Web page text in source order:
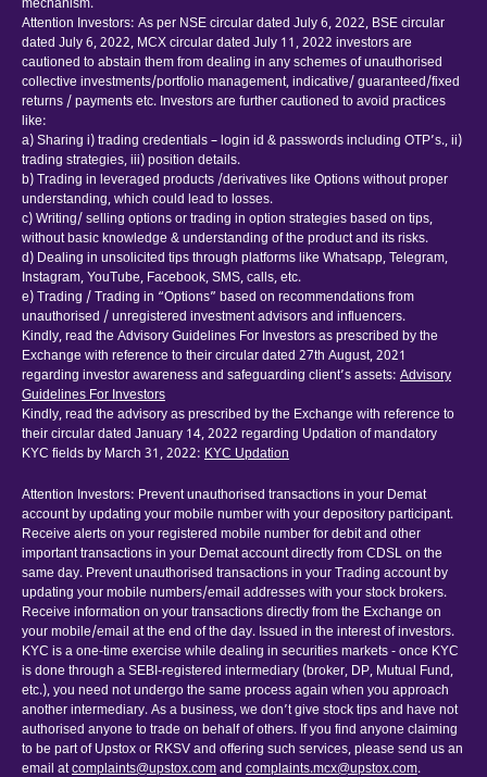
mechanism.
Attention Investors: As per NSE circular dated July 6, 2022, BSE circular
dated July 6, 2022, MCX circular dated July 11, 2022 investors are
cautioned to abstain them from dealing in any schemes of unauthorised
collective investments/portfolio management, indicative/ guaranteed/fixed
returns / payments etc. Investors are further cautioned to avoid practices
like:
a) Sharing i) trading credentials – login id & passwords including OTP’s., ii)
trading strategies, iii) position details.
b) Trading in leveraged products /derivatives like Options without proper
understanding, which could lead to losses.
c) Writing/ selling options or trading in option strategies based on tips,
without basic knowledge & understanding of the product and its risks.
d) Dealing in unsolicited tips through platforms like Whatsapp, Telegram,
Instagram, YouTube, Facebook, SMS, calls, etc.
e) Trading / Trading in “Options” based on recommendations from
unauthorised / unregistered investment advisors and influencers.
Kindly, read the Advisory Guidelines For Investors as prescribed by the
Exchange with reference to their circular dated 27th August, 2021
regarding investor awareness and safeguarding client’s assets: Advisory
Guidelines For Investors
Kindly, read the advisory as prescribed by the Exchange with reference to
their circular dated January 14, 2022 regarding Updation of mandatory
KYC fields by March 31, 2022: KYC Updation
Attention Investors: Prevent unauthorised transactions in your Demat
account by updating your mobile number with your depository participant.
Receive alerts on your registered mobile number for debit and other
important transactions in your Demat account directly from CDSL on the
same day. Prevent unauthorised transactions in your Trading account by
updating your mobile numbers/email addresses with your stock brokers.
Receive information on your transactions directly from the Exchange on
your mobile/email at the end of the day. Issued in the interest of investors.
KYC is a one-time exercise while dealing in securities markets - once KYC
is done through a SEBI-registered intermediary (broker, DP, Mutual Fund,
etc.), you need not undergo the same process again when you approach
another intermediary. As a business, we don’t give stock tips and have not
authorised anyone to trade on behalf of others. If you find anyone claiming
to be part of Upstox or RKSV and offering such services, please send us an
email atcomplaints@upstox.comand complaints.mcx@upstox.com.